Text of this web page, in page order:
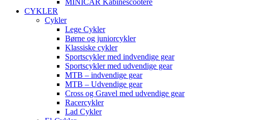
CYKLER
Cykler
Lege Cykler
Børne og juniorcykler
Klassiske cykler
Sportscykler med indvendige gear
Sportscykler med udvendige gear
MTB – indvendige gear
MTB – Udvendige gear
Cross og Gravel med udvendige gear
Racercykler
Lad Cykler